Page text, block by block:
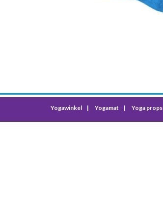
Yogawinkel Yogamat Yoga props